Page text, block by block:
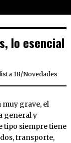
lo esencial
18/Novedades
muy grave, el
general y
tipo siempre tiene
transporte,